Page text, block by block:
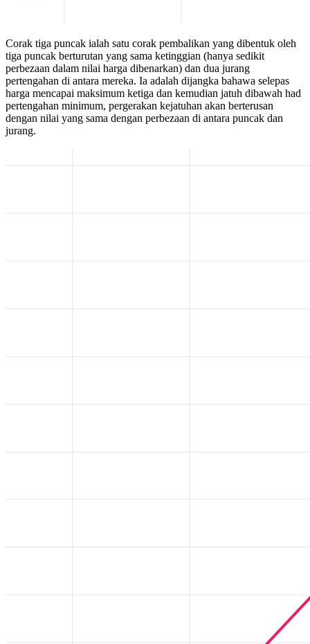
Corak tiga puncak ialah satu corak pembalikan yang dibentuk oleh
tiga puncak berturutan yang sama ketinggian (hanya sedikit
perbezaan dalam nilai harga dibenarkan) dan dua jurang
pertengahan di antara mereka. Ia adalah dijangka bahawa selepas
harga mencapai maksimum ketiga dan kemudian jatuh dibawah had
pertengahan minimum, pergerakan kejatuhan akan berterusan
dengan nilai yang sama dengan perbezaan di antara puncak dan
jurang.